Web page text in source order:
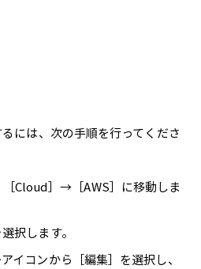
には、次の手順を行ってくださ
Cloud］→［AWS］に移動しま
択します。
イコンから［編集］を選択し、